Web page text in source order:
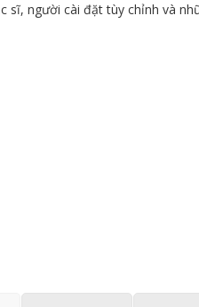
sĩ, người cài đặt tùy chỉnh và